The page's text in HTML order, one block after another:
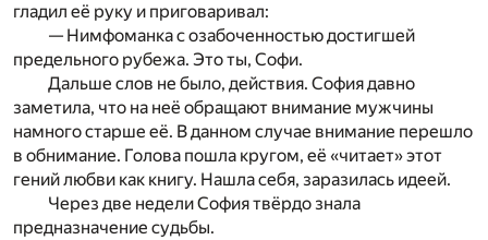
гладил её руку и приговаривал:
— Нимфоманка с озабоченностью достигшей
предельного рубежа. Это ты, Софи.
Дальше слов не было, действия. София давно
заметила, что на неё обращают внимание мужчины
намного старше её. В данном случае внимание перешло
в обнимание. Голова пошла кругом, её «читает» этот
гений любви как книгу. Нашла себя, заразилась идеей.
Через две недели София твёрдо знала
предназначение судьбы.